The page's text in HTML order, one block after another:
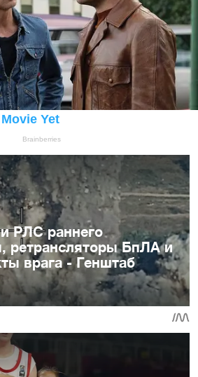
РЛС раннего
ретрансляторы БпЛА и
врага - Генштаб